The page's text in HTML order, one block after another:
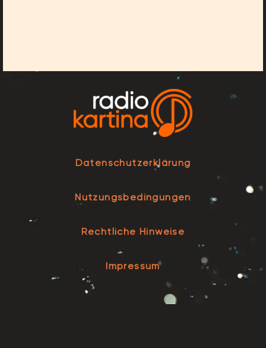
Datenschutzerklärung
Nutzungsbedingungen
Rechtliche Hinweise
Impressum